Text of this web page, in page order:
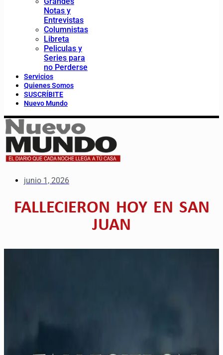
Notas y
Entrevistas
Columnistas
Libreta
Peliculas y
Series para
no Perderse
Servicios
Quienes Somos
SUSCRÍBITE
Nuevo Mundo
junio 1, 2026
FALLECIERON HOY EN SAN
JUAN